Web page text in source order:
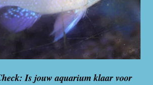
Is jouw aquarium klaar voor